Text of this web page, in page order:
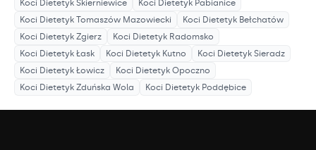
Koci Dietetyk Skierniewice Koci Dietetyk Pabianice
Koci Dietetyk Tomaszów Mazowiecki Koci Dietetyk Bełchatów
Koci Dietetyk Zgierz Koci Dietetyk Radomsko
Koci Dietetyk Łask Koci Dietetyk Kutno Koci Dietetyk Sieradz
Koci Dietetyk Łowicz Koci Dietetyk Opoczno
Koci Dietetyk Zduńska Wola Koci Dietetyk Poddębice